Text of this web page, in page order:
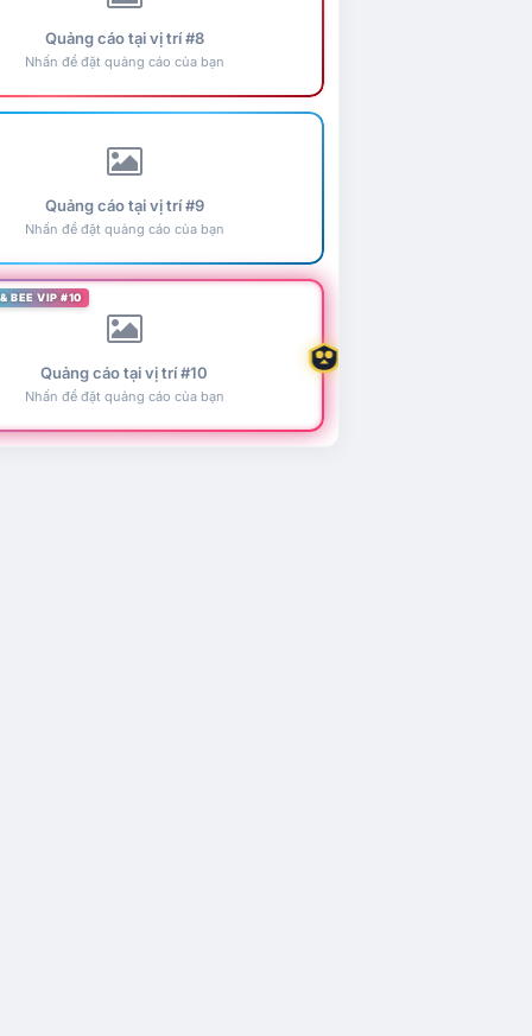
Quảng cáo tại vị trí #8
Nhấn để đặt quảng cáo của bạn
Quảng cáo tại vị trí #9
Nhấn để đặt quảng cáo của bạn
BEE VIP #10
Quảng cáo tại vị trí #10
Nhấn để đặt quảng cáo của bạn